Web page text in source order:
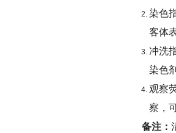
染色
客体
冲洗
染色
观察
察，
备注：